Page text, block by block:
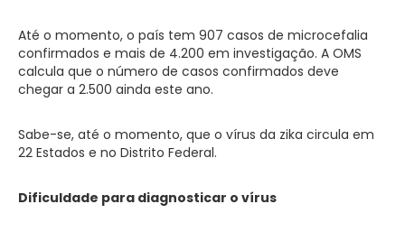
Até o momento, o país tem 907 casos de microcefalia
confirmados e mais de 4.200 em investigação. A OMS
calcula que o número de casos confirmados deve
chegar a 2.500 ainda este ano.
Sabe-se, até o momento, que o vírus da zika circula em
22 Estados e no Distrito Federal.
Dificuldade para diagnosticar o vírus